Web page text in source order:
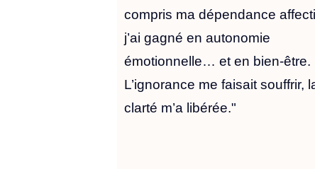
compris ma dépendance
j’ai gagné en autonomie
émotionnelle… et en bien-être.
L’ignorance me faisait souffrir,
clarté m’a libérée."